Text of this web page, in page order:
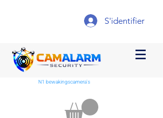
S'identifier
N1 bewakingscamera's